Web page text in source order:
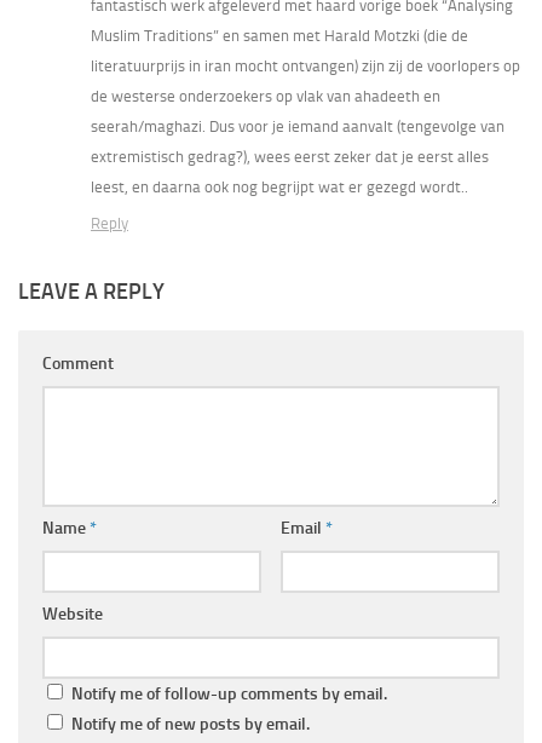
fantastisch werk afgeleverd met haard vorige boek “Analysing
Muslim Traditions” en samen met Harald Motzki (die de
literatuurprijs in iran mocht ontvangen) zijn zij de voorlopers op
de westerse onderzoekers op vlak van ahadeeth en
seerah/maghazi. Dus voor je iemand aanvalt (tengevolge van
extremistisch gedrag?), wees eerst zeker dat je eerst alles
leest, en daarna ook nog begrijpt wat er gezegd wordt..
Reply
LEAVE A REPLY
Comment
Name* Email *
Website
Notify me of follow-up comments by email.
Notify me of new posts by email.